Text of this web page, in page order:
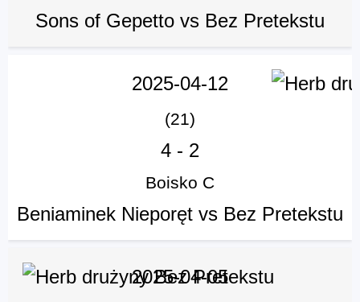
Sons of Gepetto vs Bez Pretekstu
2025-04-12
(21)
4 - 2
Boisko C
Beniaminek Nieporęt vs Bez Pretekstu
2025-04-05